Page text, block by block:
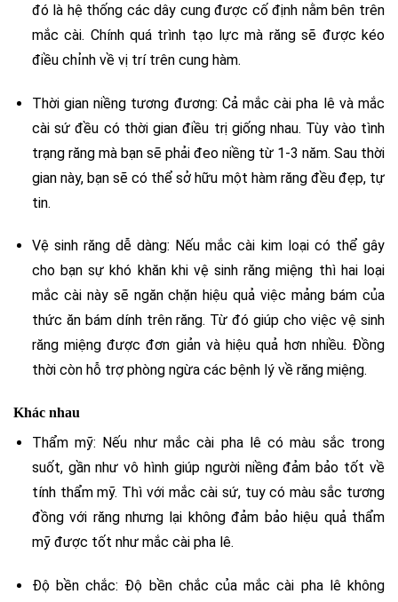
đó là hệ thống các dây cung được cố định nằm bên trên
mắc cài. Chính quá trình tạo lực mà răng sẽ được kéo
điều chỉnh về vị trí trên cung hàm.
Thời gian niềng tương đương: Cả mắc cài pha lê và mắc
cài sứ đều có thời gian điều trị giống nhau. Tùy vào tình
trạng răng mà bạn sẽ phải đeo niềng từ 1-3 năm. Sau thời
gian này, bạn sẽ có thể sở hữu một hàm răng đều đẹp, tự
tin.
Vệ sinh răng dễ dàng: Nếu mắc cài kim loại có thể gây
cho bạn sự khó khăn khi vệ sinh răng miệng thì hai loại
mắc cài này sẽ ngăn chặn hiệu quả việc mảng bám của
thức ăn bám dính trên răng. Từ đó giúp cho việc vệ sinh
răng miệng được đơn giản và hiệu quả hơn nhiều. Đồng
thời còn hỗ trợ phòng ngừa các bệnh lý về răng miệng.
Khác nhau
Thẩm mỹ: Nếu như mắc cài pha lê có màu sắc trong
suốt, gần như vô hình giúp người niềng đảm bảo tốt về
tính thẩm mỹ. Thì với mắc cài sứ, tuy có màu sắc tương
đồng với răng nhưng lại không đảm bảo hiệu quả thẩm
mỹ được tốt như mắc cài pha lê.
Độ bền chắc: Độ bền chắc của mắc cài pha lê không